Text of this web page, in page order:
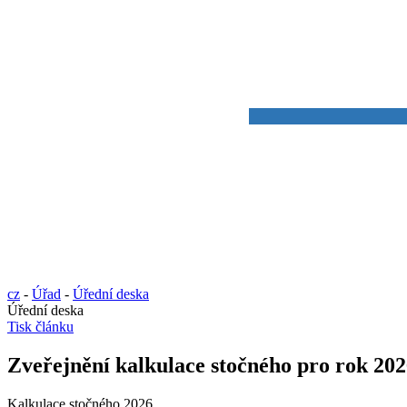
cz - Úřad - Úřední deska
Úřední deska
Tisk článku
Zveřejnění kalkulace stočného pro rok
Kalkulace stočného 2026